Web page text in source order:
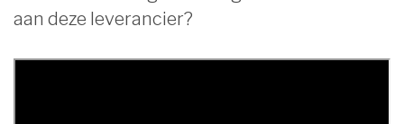
aan deze leverancier?